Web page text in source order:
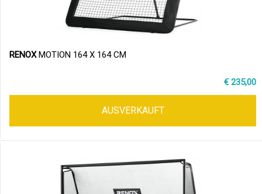
RENOXMOTION 164 X 164 CM
€ 235,00
AUSVERKAUFT